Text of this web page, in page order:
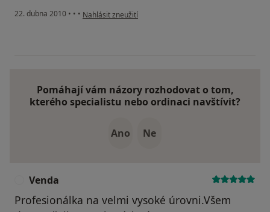
22. dubna 2010 • • • podle názoru uživatele Váš účet byl odstraněn
Nahlásit zneužití
Pomáhají vám názory rozhodovat o tom,
kterého specialistu nebo ordinaci navštívit?
Ano Ne
Venda
Profesionálka na velmi vysoké úrovni.Všem